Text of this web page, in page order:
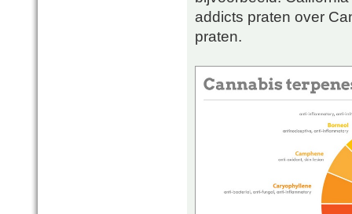
addicts praten over
praten.